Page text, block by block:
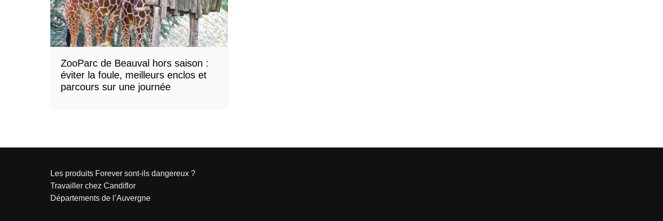
Normandie
Nouvelle-Aquitaine
Occitanie
Pays de la Loire
Provence-Alpes-Côte d’Azur
ZooParc de Beauval hors saison :
éviter la foule, meilleurs enclos et
parcours sur une journée
Les produits Forever sont-ils dangereux ?
Travailler chez Candiflor
Départements de l’Auvergne